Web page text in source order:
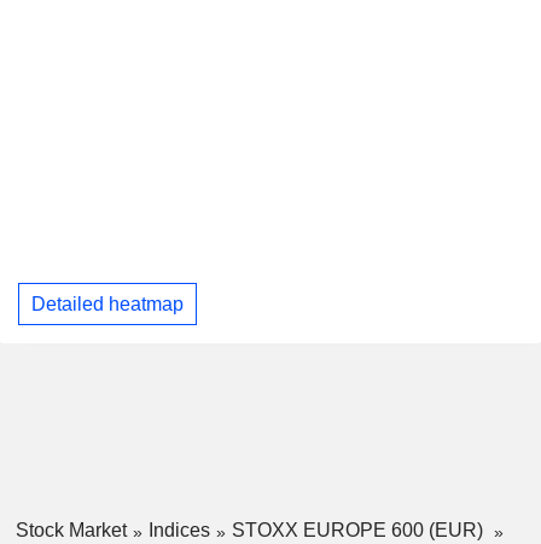
Detailed heatmap
Stock Market Indices
STOXX EUROPE 600 (EUR)